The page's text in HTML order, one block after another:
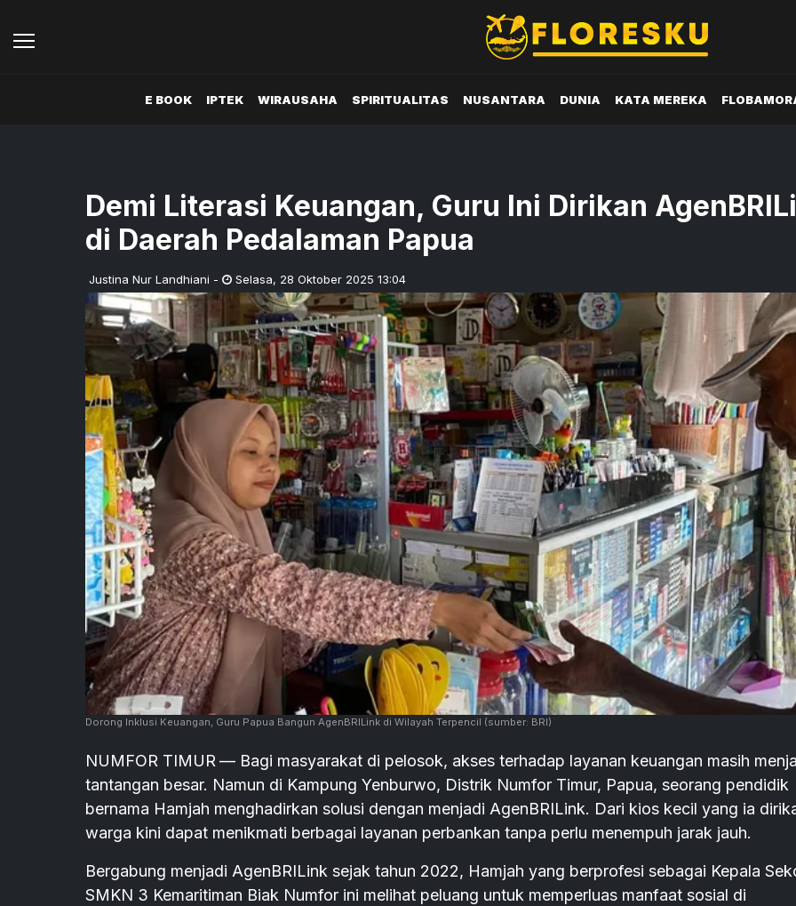
E BOOK IPTEK WIRAUSAHA SPIRITUALITAS NUSANTARA DUNIA KATA MEREKA
Demi Literasi Keuangan, Guru Ini Dirikan
di Daerah Pedalaman Papua
Justina Nur Landhiani - Selasa, 28 Oktober 2025 13:04
Dorong Inklusi Keuangan, Guru Papua Bangun AgenBRILink di Wilayah Terpencil (sumber: BRI)
NUMFOR TIMUR— Bagi masyarakat di pelosok, akses terhadap layanan keuangan masih
tantangan besar. Namun di Kampung Yenburwo, Distrik Numfor Timur, Papua, seorang pendidik
bernama Hamjah menghadirkan solusi dengan menjadi AgenBRILink. Dari kios kecil yang ia
warga kini dapat menikmati berbagai layanan perbankan tanpa perlu menempuh jarak jauh.
Bergabung menjadi AgenBRILink sejak tahun 2022, Hamjah yang berprofesi sebagai Kepala
SMKN 3 Kemaritiman Biak Numfor ini melihat peluang untuk memperluas manfaat sosial di